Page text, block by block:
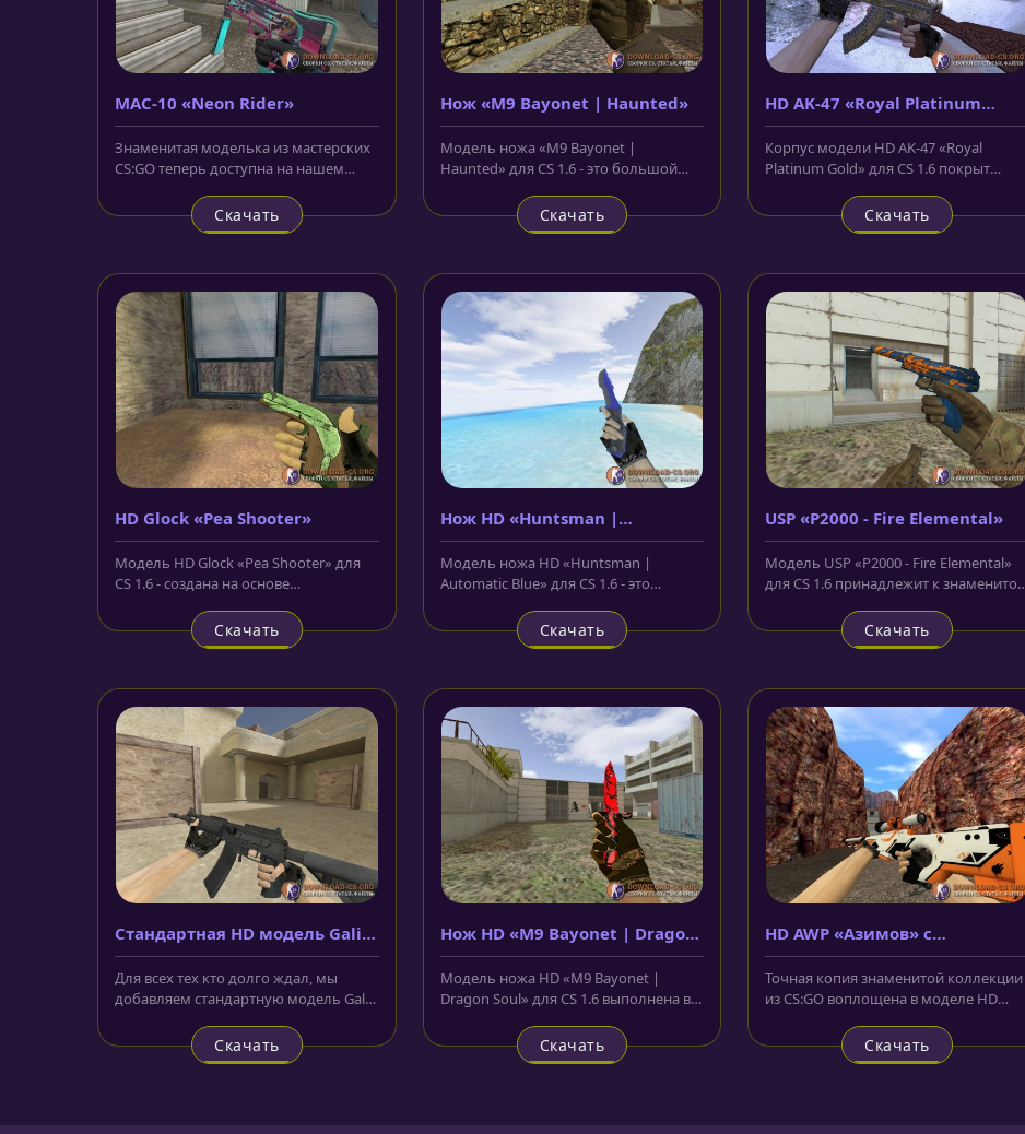
MAC-10 «Neon Rider»
Знаменитая моделька из мастерских
CS:GO теперь доступна на нашем
Скачать
Нож «M9 Bayonet | Haunted»
Модель ножа «M9 Bayonet |
Haunted» для CS 1.6 - это большой
Скачать
HD AK-47 «Royal Platinum
Gold»
Корпус модели HD AK-47 «Royal
Platinum Gold» для CS 1.6 покрыт
Скачать
HD Glock «Pea Shooter»
Модель HD Glock «Pea Shooter» для
CS 1.6 - создана на основе
Скачать
Нож HD «Huntsman |
Automatic Blue»
Модель ножа HD «Huntsman |
Automatic Blue» для CS 1.6 - это
спортивном...
Скачать
USP «P2000 - Fire Elemental»
Модель USP «P2000 - Fire Elemental»
для CS 1.6 принадлежит к знаменитой
Скачать
Стандартная HD модель Galil
из «CS:GO»
Для всех тех кто долго ждал, мы
добавляем стандартную модель Galil
Скачать
Нож HD «M9 Bayonet | Dragon
Soul»
Модель ножа HD «M9 Bayonet |
Dragon Soul» для CS 1.6 выполнена в
Скачать
HD AWP «Азимов» с
анимацией осмотра
Точная копия знаменитой коллекции
из CS:GO воплощена в моделе HD
Скачать